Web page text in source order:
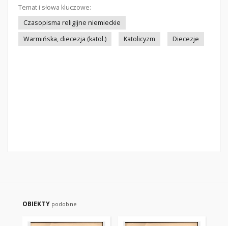
Temat i słowa kluczowe:
Czasopisma religijne niemieckie
Warmińska, diecezja (katol.)
Katolicyzm Diecezje
OBIEKTY podobne